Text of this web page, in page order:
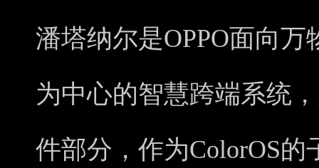
潘塔纳尔是OPPO面向
为中心的智慧跨端系统
件部分，作为ColorOS的